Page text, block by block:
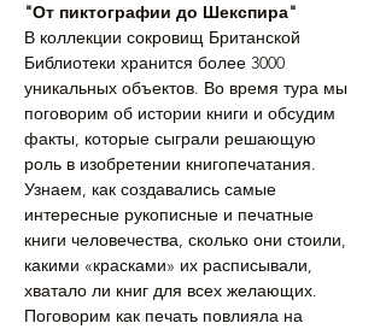
"От пиктографии до Шекспира"
В коллекции сокровищ Британской
Библиотеки хранится более 3000
уникальных объектов. Во время тура мы
поговорим об истории книги и обсудим
факты, которые сыграли решающую
роль в изобретении книгопечатания.
Узнаем, как создавались самые
интересные рукописные и печатные
книги человечества, сколько они стоили,
какими «красками» их расписывали,
хватало ли книг для всех желающих.
Поговорим как печать повлияла на